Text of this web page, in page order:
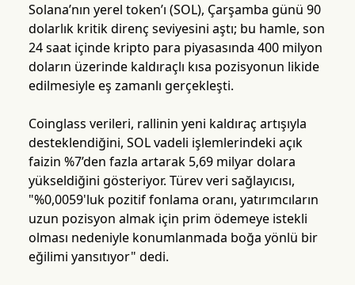
Solana’nın yerel token’ı (SOL), Çarşamba günü 90
dolarlık kritik direnç seviyesini aştı; bu hamle, son
24 saat içinde kripto para piyasasında 400 milyon
doların üzerinde kaldıraçlı kısa pozisyonun likide
edilmesiyle eş zamanlı gerçekleşti.
Coinglass verileri, rallinin yeni kaldıraç artışıyla
desteklendiğini, SOL vadeli işlemlerindeki açık
faizin %7’den fazla artarak 5,69 milyar dolara
yükseldiğini gösteriyor. Türev veri sağlayıcısı,
"%0,0059'luk pozitif fonlama oranı, yatırımcıların
uzun pozisyon almak için prim ödemeye istekli
olması nedeniyle konumlanmada boğa yönlü bir
eğilimi yansıtıyor" dedi.